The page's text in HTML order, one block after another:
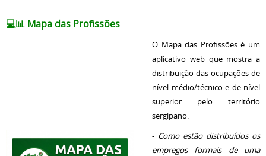
💻📊 Mapa das Profissões
O Mapa das Profissões é um
aplicativo web que mostra a
distribuição das ocupações de
nível médio/técnico e de nível
superior pelo território
sergipano.
- Como estão distribuídos os
empregos formais de uma